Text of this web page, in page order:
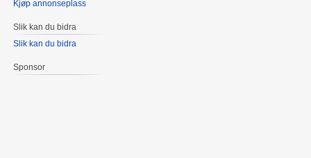
Kjøp annonseplass
Slik kan du bidra
Slik kan du bidra
Sponsor